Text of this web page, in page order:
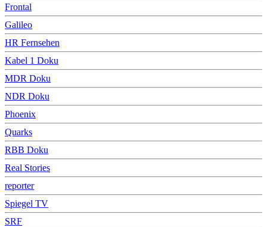
Frontal
Galileo
HR Fernsehen
Kabel 1 Doku
MDR Doku
NDR Doku
Phoenix
Quarks
RBB Doku
Real Stories
reporter
Spiegel TV
SRF